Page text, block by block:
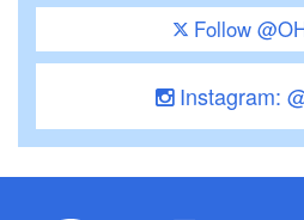
Follow
Instagram: